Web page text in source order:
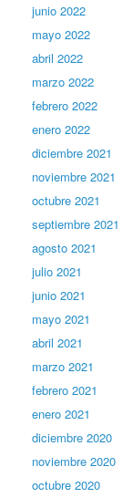
junio 2022
mayo 2022
abril 2022
marzo 2022
febrero 2022
enero 2022
diciembre 2021
noviembre 2021
octubre 2021
septiembre 2021
agosto 2021
julio 2021
junio 2021
mayo 2021
abril 2021
marzo 2021
febrero 2021
enero 2021
diciembre 2020
noviembre 2020
octubre 2020